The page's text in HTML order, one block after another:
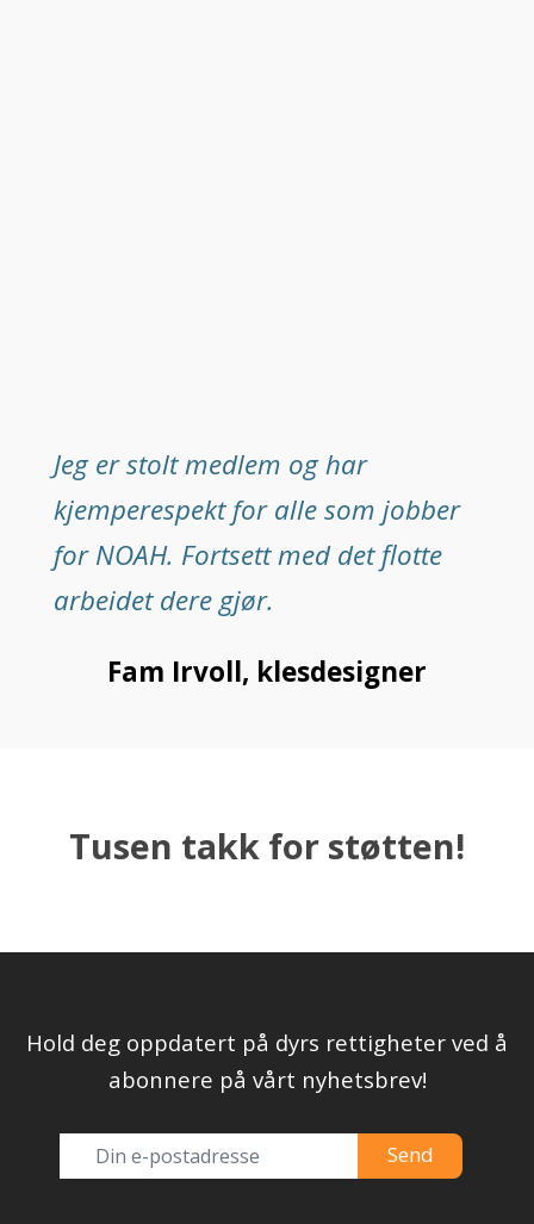
Jeg er stolt medlem og har
kjemperespekt for alle som jobber
for NOAH. Fortsett med det flotte
arbeidet dere gjør.
Fam Irvoll, klesdesigner
Tusen takk for støtten!
Hold deg oppdatert på dyrs rettigheter ved å
abonnere på vårt nyhetsbrev!